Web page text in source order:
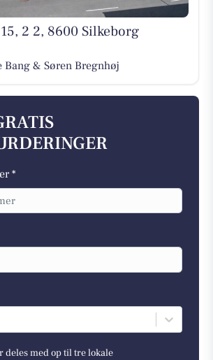
2 2, 8600 Silkeborg
Bang & Søren Bregnhøj
*
deles med op til tre lokale